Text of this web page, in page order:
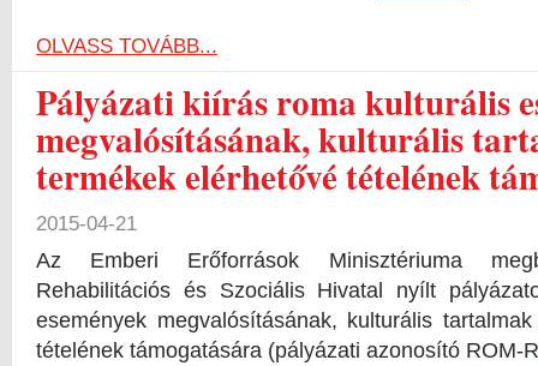
OLVASS TOVÁBB...
Pályázati kiírás roma kulturális
megvalósításának, kulturális
termékek elérhetővé tételének
2015-04-21
Az Emberi Erőforrások Minisztériuma
Rehabilitációs és Szociális Hivatal nyílt
események megvalósításának, kulturális
tételének támogatására (pályázati azonosító ROM-